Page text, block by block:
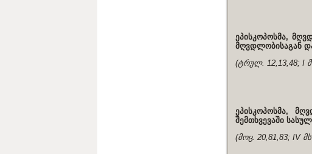
ეპისკოპოსმა,
მღვდლობისაგან
(ტრულ. 12,13,48; I
ეპისკოპოსმა,
შემთხვევაში
(მოც. 20,81,83; IV